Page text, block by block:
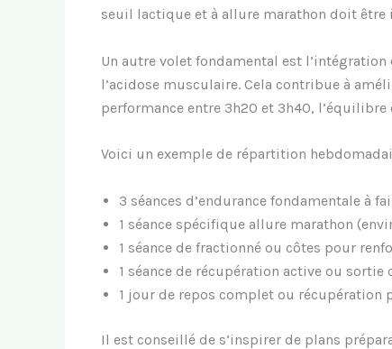
seuil lactique et à allure marathon doit
Un autre volet fondamental est
l’acidose musculaire. Cela contribue à
performance entre 3h20 et 3h40,
Voici un exemple de répartition
3 séances d’endurance fondamentale à
1 séance spécifique allure marathon
1 séance de fractionné ou côtes pour
1 séance de récupération active ou sortie
1 jour de repos complet ou récupération
Il est conseillé de s’inspirer de plans